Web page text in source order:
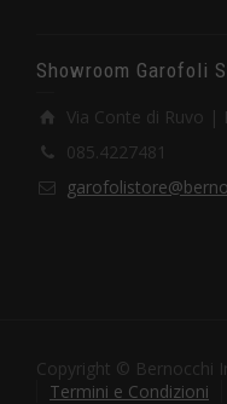
Showroom Garofoli
Via Conte di Ruvo |
085.4227481
Copyright © Bernocchi
Termini e Condizioni